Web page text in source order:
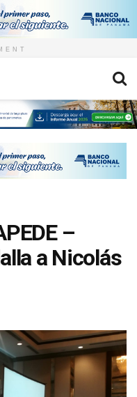
–
a Nicolás